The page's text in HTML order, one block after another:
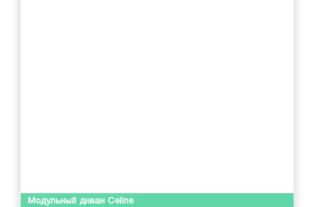
Модульный диван Celine